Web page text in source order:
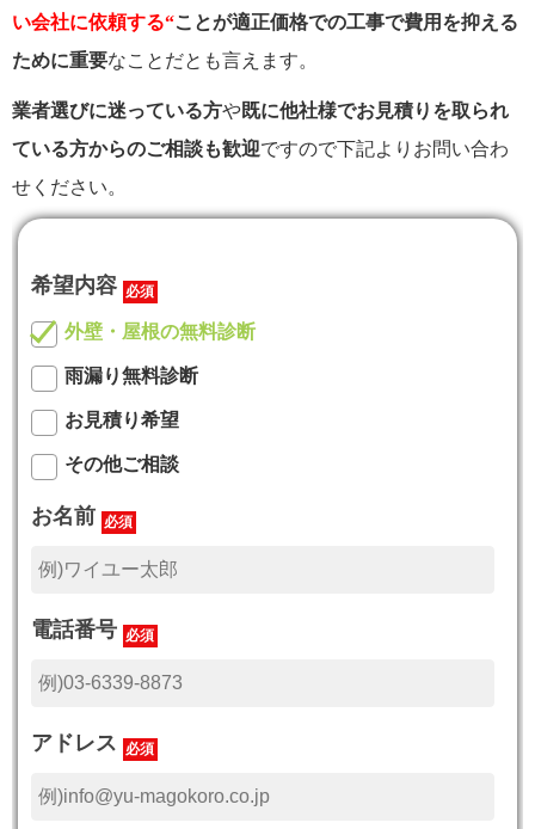
い会社に依頼する“ことが適正価格での工事で費用を抑える
ために重要なことだとも言えます。
業者選びに迷っている方や既に他社様でお見積りを取られ
ている方からのご相談も歓迎ですので下記よりお問い合わ
せください。
希望内容 必須
外壁・屋根の無料診断
雨漏り無料診断
お見積り希望
その他ご相談
お名前 必須
電話番号 必須
アドレス 必須